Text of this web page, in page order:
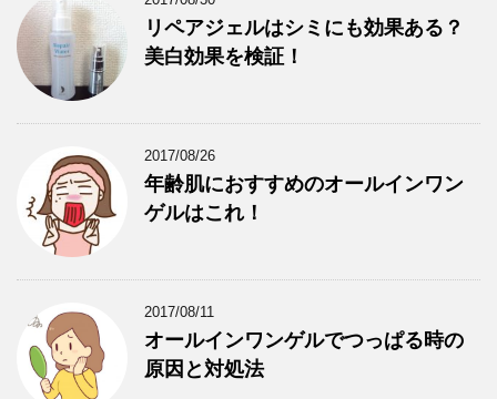
リペアジェルはシミにも効果ある？
美白効果を検証！
2017/08/26
年齢肌におすすめのオールインワン
ゲルはこれ！
2017/08/11
オールインワンゲルでつっぱる時の
原因と対処法